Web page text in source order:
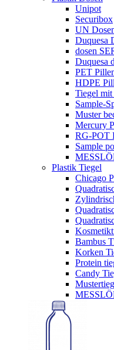
Unipot
Securibox
UN
Duquesa
dosen
Duquesa
PET
HDPE
Tiegel mit
Sample-
Muster
Mercury
RG-POT
Sample
Plastik Tiegel
Chicago
Bambus
Korken
Protein
Candy